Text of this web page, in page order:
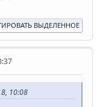
ВЫДЕЛЕННОЕ
10:08